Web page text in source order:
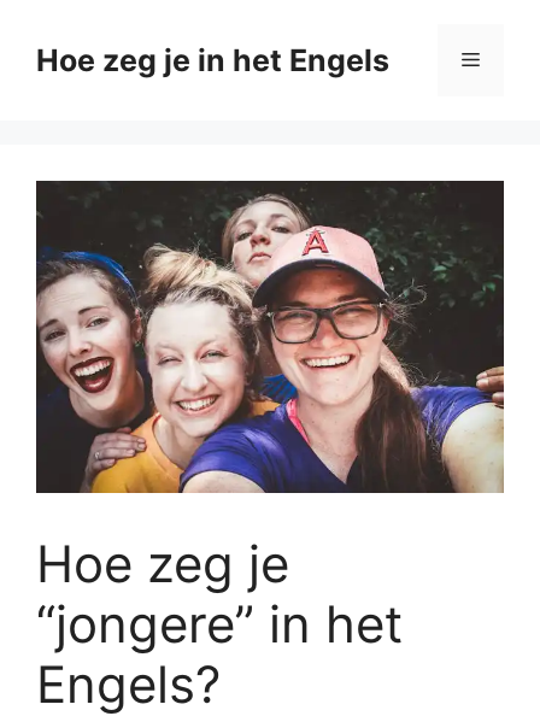
naarHoe zeg je in het Engels Menu
Hoe zeg je
“jongere” in het
Engels?